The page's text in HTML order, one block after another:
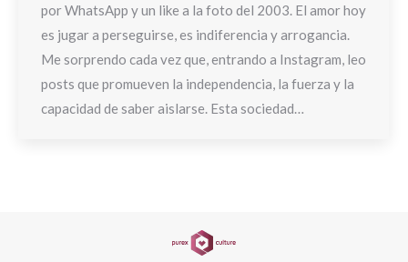
por WhatsApp y un like a la foto del 2003. El amor hoy
es jugar a perseguirse, es indiferencia y arrogancia.
Me sorprendo cada vez que, entrando a Instagram, leo
posts que promueven la independencia, la fuerza y la
capacidad de saber aislarse. Esta sociedad…